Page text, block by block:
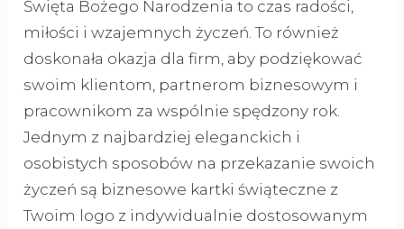
Święta Bożego Narodzenia to czas radości,
miłości i wzajemnych życzeń. To również
doskonała okazja dla firm, aby podziękować
swoim klientom, partnerom biznesowym i
pracownikom za wspólnie spędzony rok.
Jednym z najbardziej eleganckich i
osobistych sposobów na przekazanie swoich
życzeń są biznesowe kartki świąteczne z
Twoim logo z indywidualnie dostosowanym